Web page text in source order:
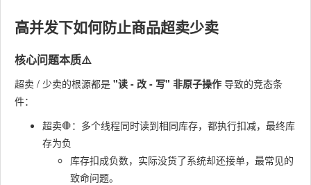
高并发下如何防止商品超卖少卖
核心问题本质⚠️
超卖 / 少卖的根源都是 "读 - 改 - 写" 非原子操作 导致的竞态条
件：
超卖🛑：多个线程同时读到相同库存，都执行扣减，最终库
存为负
库存扣成负数，实际没货了系统却还接单，最常见的
致命问题。